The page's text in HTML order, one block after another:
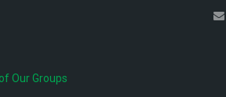
Our Groups